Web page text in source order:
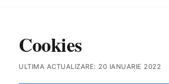
Cookies
ULTIMA ACTUALIZARE: 20 IANUARIE 2022